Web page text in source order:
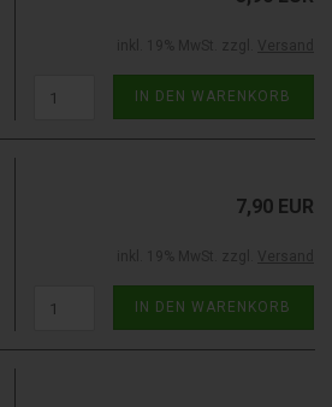
IN DEN WARENKORB
7,90 EUR
IN DEN WARENKORB